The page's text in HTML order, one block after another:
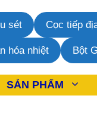
sét Cọc tiếp
hóa nhiệt Bột
SẢN PHẨM